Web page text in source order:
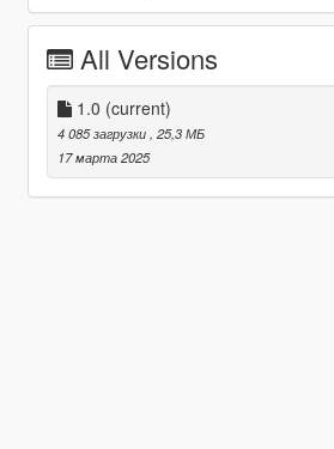
All Versions
1.0 (current)
4 085 загрузки , 25,3 МБ
17 марта 2025